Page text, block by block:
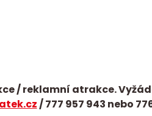
/ reklamní atrakce.
/777 957 943 nebo